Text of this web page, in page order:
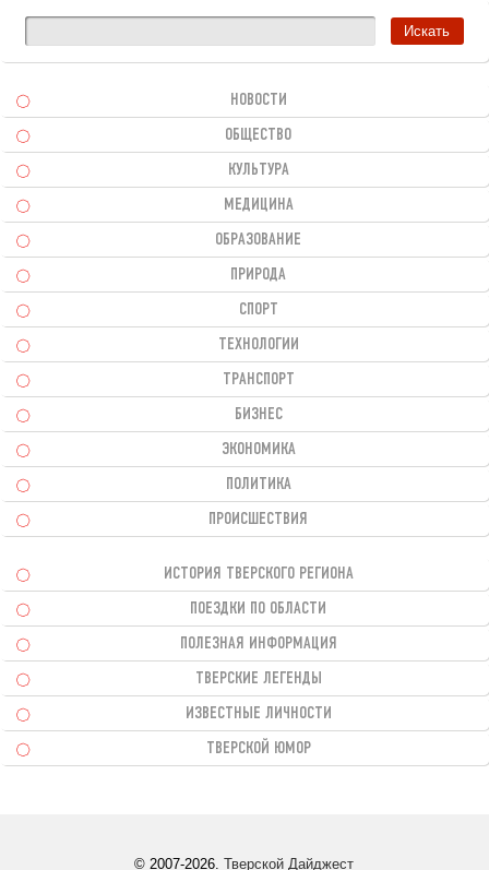
НОВОСТИ
ОБЩЕСТВО
КУЛЬТУРА
МЕДИЦИНА
ОБРАЗОВАНИЕ
ПРИРОДА
СПОРТ
ТЕХНОЛОГИИ
ТРАНСПОРТ
БИЗНЕС
ЭКОНОМИКА
ПОЛИТИКА
ПРОИСШЕСТВИЯ
ИСТОРИЯ ТВЕРСКОГО РЕГИОНА
ПОЕЗДКИ ПО ОБЛАСТИ
ПОЛЕЗНАЯ ИНФОРМАЦИЯ
ТВЕРСКИЕ ЛЕГЕНДЫ
ИЗВЕСТНЫЕ ЛИЧНОСТИ
ТВЕРСКОЙ ЮМОР
© 2007-2026.Тверской Дайджест